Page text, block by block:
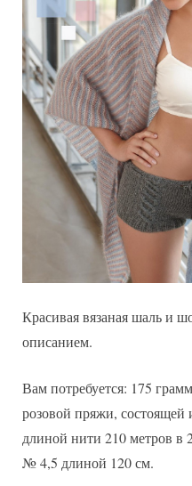
Красивая вязаная шаль и
описанием.
Вам потребуется: 175
розовой пряжи, состоящей
длиной нити 210 метров в
№ 4,5 длиной 120 см.